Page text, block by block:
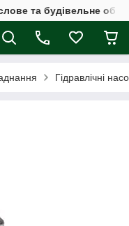
та будівельне
Гідравлічні